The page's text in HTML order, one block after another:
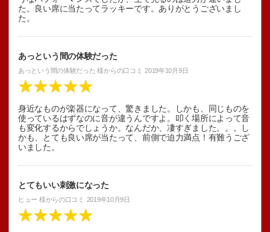
た。良い席に当たってラッキーです。ありがとうございまし
た。
あっという間の体験だった
あっという間の体験だった 様からの口コミ 2019年10月9日
身近なものが楽器になって、驚きました。しかも、同じものを
使っているはずなのに音が違うんですよ。叩く場所によって音
も変化するからでしょうか。なんだか、凄すぎました。。。し
かも、とても良い席が当たって、前側で迫力満点！有難うござ
いました。
とてもいい刺激になった
ヒュー 様からの口コミ 2019年10月9日